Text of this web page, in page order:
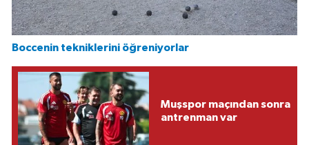
Boccenin tekniklerini öğreniyorlar
Muşspor maçından sonra
antrenman var